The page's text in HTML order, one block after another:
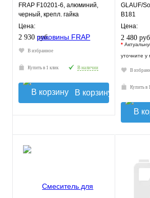
FRAP F10201-6, алюминий,
черный, крепл. гайка
Цена:
2 930 руб.
В избранное
Купить в 1 клик В наличии
В корзину
GLAUF/
В181
Цена:
2 480
*
уточните
В
Купить в